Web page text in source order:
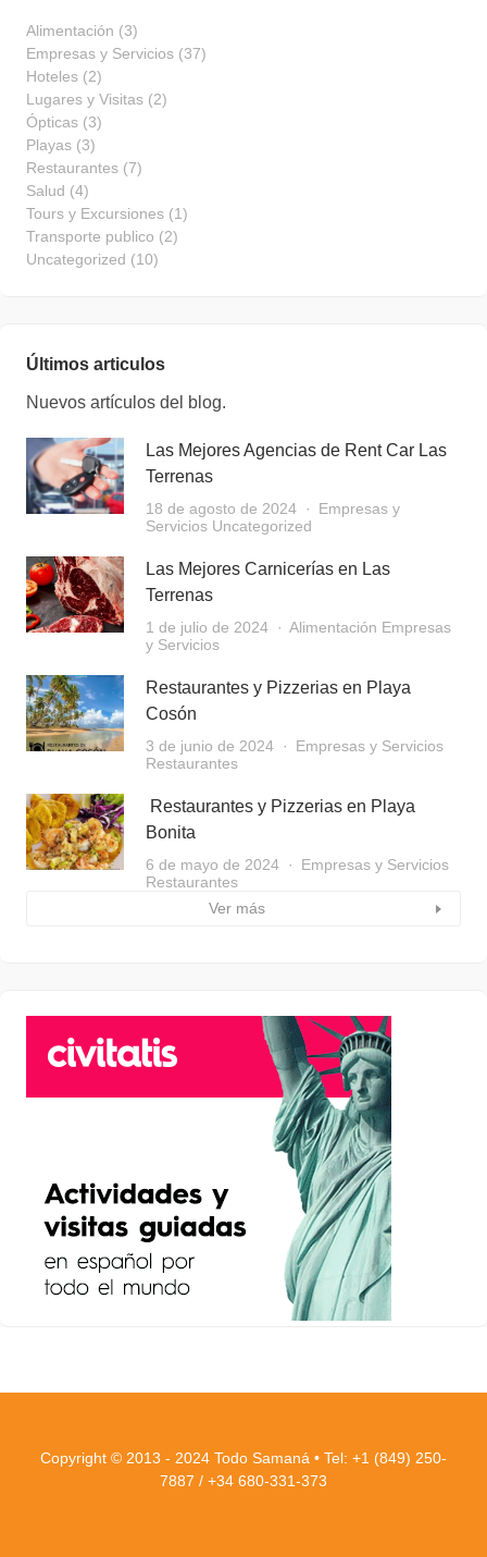
Alimentación (3)
Empresas y Servicios (37)
Hoteles (2)
Lugares y Visitas (2)
Ópticas (3)
Playas (3)
Restaurantes (7)
Salud (4)
Tours y Excursiones (1)
Transporte publico (2)
Uncategorized (10)
Últimos articulos
Nuevos artículos del blog.
Las Mejores Agencias de Rent Car Las
Terrenas
18 de agosto de 2024
Empresas y
Servicios Uncategorized
Las Mejores Carnicerías en Las
Terrenas
1 de julio de 2024 Alimentación Empresas
y Servicios
Restaurantes y Pizzerias en Playa
Cosón
3 de junio de 2024
Empresas y Servicios
Restaurantes
Restaurantes y Pizzerias en Playa
Bonita
6 de mayo de 2024
Empresas y Servicios
Restaurantes
Ver más
Copyright © 2013 - 2024 Todo Samaná • Tel: +1 (849) 250-
7887 / +34 680-331-373